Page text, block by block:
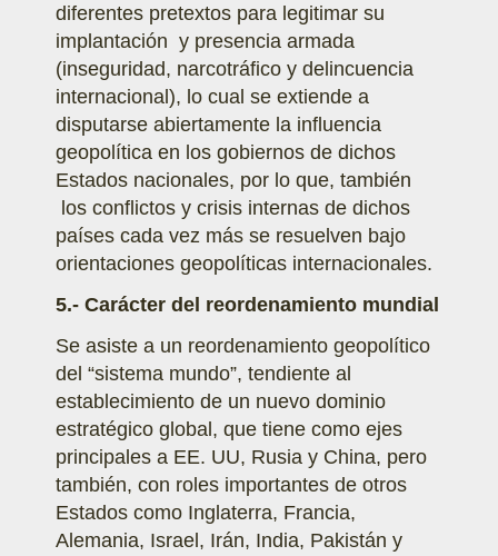
diferentes pretextos para legitimar su
implantación y presencia armada
(inseguridad, narcotráfico y delincuencia
internacional), lo cual se extiende a
disputarse abiertamente la influencia
geopolítica en los gobiernos de dichos
Estados nacionales, por lo que, también
los conflictos y crisis internas de dichos
países cada vez más se resuelven bajo
orientaciones geopolíticas internacionales.
5.- Carácter del reordenamiento mundial
Se asiste a un reordenamiento geopolítico
del “sistema mundo”, tendiente al
establecimiento de un nuevo dominio
estratégico global, que tiene como ejes
principales a EE. UU, Rusia y China, pero
también, con roles importantes de otros
Estados como Inglaterra, Francia,
Alemania, Israel, Irán, India, Pakistán y